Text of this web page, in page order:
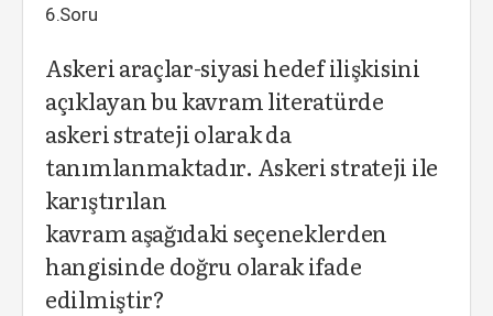
6.Soru
Askeri araçlar-siyasi hedef ilişkisini
açıklayan bu kavram literatürde
askeri strateji olarak da
tanımlanmaktadır. Askeri strateji ile
karıştırılan
kavram aşağıdaki seçeneklerden
hangisinde doğru olarak ifade
edilmiştir?